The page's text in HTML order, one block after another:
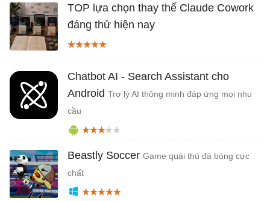
TOP lựa chọn thay thế Claude Cowork
đáng thử hiện nay
Chatbot AI - Search Assistant cho
Android Trợ lý AI thông minh đáp ứng mọi nhu
cầu
Beastly Soccer Game quái thú đá bóng cực
chất